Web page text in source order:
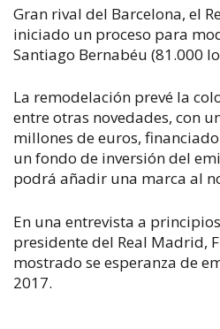
Gran rival del Barcelona, el
iniciado un proceso para
Santiago Bernabéu (81.000
La remodelación prevé la
entre otras novedades, con
millones de euros,
un fondo de inversión del
podrá añadir una marca al
En una entrevista a
presidente del Real Madrid,
mostrado se esperanza de
2017.